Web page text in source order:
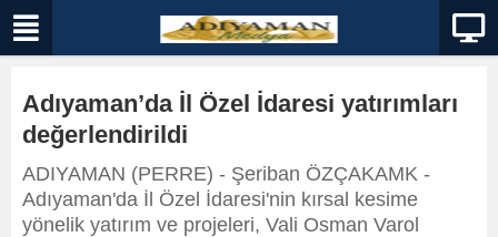
Adıyaman’da İl Özel İdaresi yatırımları
değerlendirildi
ADIYAMAN (PERRE) - Şeriban ÖZÇAKAMK -
Adıyaman'da İl Özel İdaresi'nin kırsal kesime
yönelik yatırım ve projeleri, Vali Osman Varol